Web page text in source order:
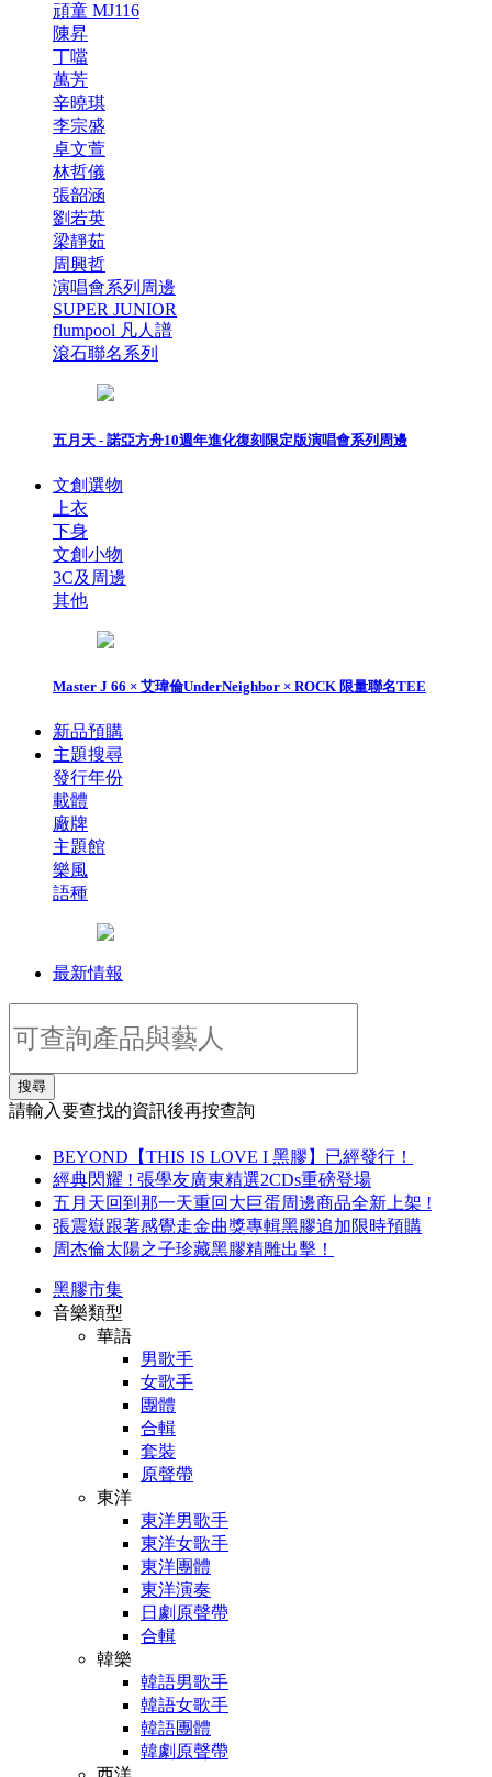
頑童 MJ116
陳昇
丁噹
萬芳
辛曉琪
李宗盛
卓文萱
林哲儀
張韶涵
劉若英
梁靜茹
周興哲
演唱會系列周邊
SUPER JUNIOR
flumpool 凡人譜
滾石聯名系列
五月天 - 諾亞方舟10週年進化復刻限定版演唱會系列周邊
文創選物
上衣
下身
文創小物
3C及周邊
其他
Master J 66 × 艾瑋倫UnderNeighbor × ROCK 限量聯名TEE
新品預購
主題搜尋
發行年份
載體
廠牌
主題館
樂風
語種
最新情報
搜尋
請輸入要查找的資訊後再按查詢
BEYOND【THIS IS LOVE I 黑膠】已經發行！
經典閃耀 ! 張學友廣東精選2CDs重磅登場
五月天回到那一天重回大巨蛋周邊商品全新上架 !
張震嶽跟著感覺走金曲獎專輯黑膠追加限時預購
周杰倫太陽之子珍藏黑膠精雕出擊！
黑膠市集
音樂類型
華語
男歌手
女歌手
團體
合輯
套裝
原聲帶
東洋
東洋男歌手
東洋女歌手
東洋團體
東洋演奏
日劇原聲帶
合輯
韓樂
韓語男歌手
韓語女歌手
韓語團體
韓劇原聲帶